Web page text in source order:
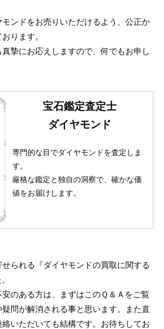
ンドをお売りいただけるよう、公正か
ります。
摯にお応えしますので、何でもお申し
宝石鑑定査定士
ダイヤモンド
専門的な目でダイヤモンドを査定しま
す。
厳格な鑑定と独自の洞察で、確かな価
値をお届けします。
られる『ダイヤモンドの買取に関する
のある方は、まずはこのＱ＆Ａをご覧
問が解消される事と思います。また直
いただいても結構です。お待ちしてお